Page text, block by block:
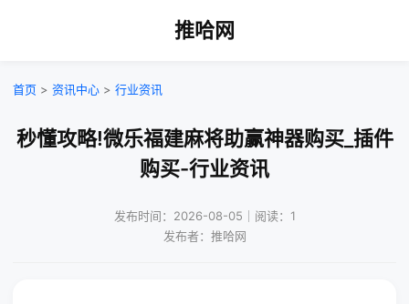
推哈网
首页 > 资讯中心 > 行业资讯
秒懂攻略!微乐福建麻将助赢神器购买_插件
购买-行业资讯
发布时间：2026-08-05｜阅读：1
发布者：推哈网